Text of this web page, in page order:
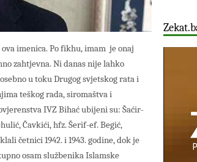
imenica. Po fikhu, imam je onaj
zahtjevna. Ni danas nije lahko
u toku Drugog svjetskog rata i
teškog rada, siromaštva i
IVZ Bihać ubijeni su: Šaćir-
Čavkići, hfz. Šerif-ef. Begić,
četnici 1942. i 1943. godine, dok je
osam službenika Islamske